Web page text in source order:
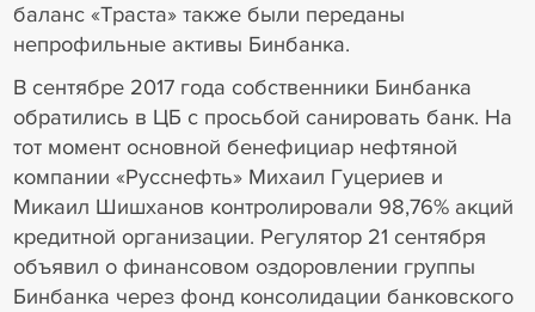
баланс «Траста» также были переданы
непрофильные активы Бинбанка.
В сентябре 2017 года собственники Бинбанка
обратились в ЦБ с просьбой санировать банк. На
тот момент основной бенефициар нефтяной
компании «Русснефть» Михаил Гуцериев и
Микаил Шишханов контролировали 98,76% акций
кредитной организации. Регулятор 21 сентября
объявил о финансовом оздоровлении группы
Бинбанка через фонд консолидации банковского